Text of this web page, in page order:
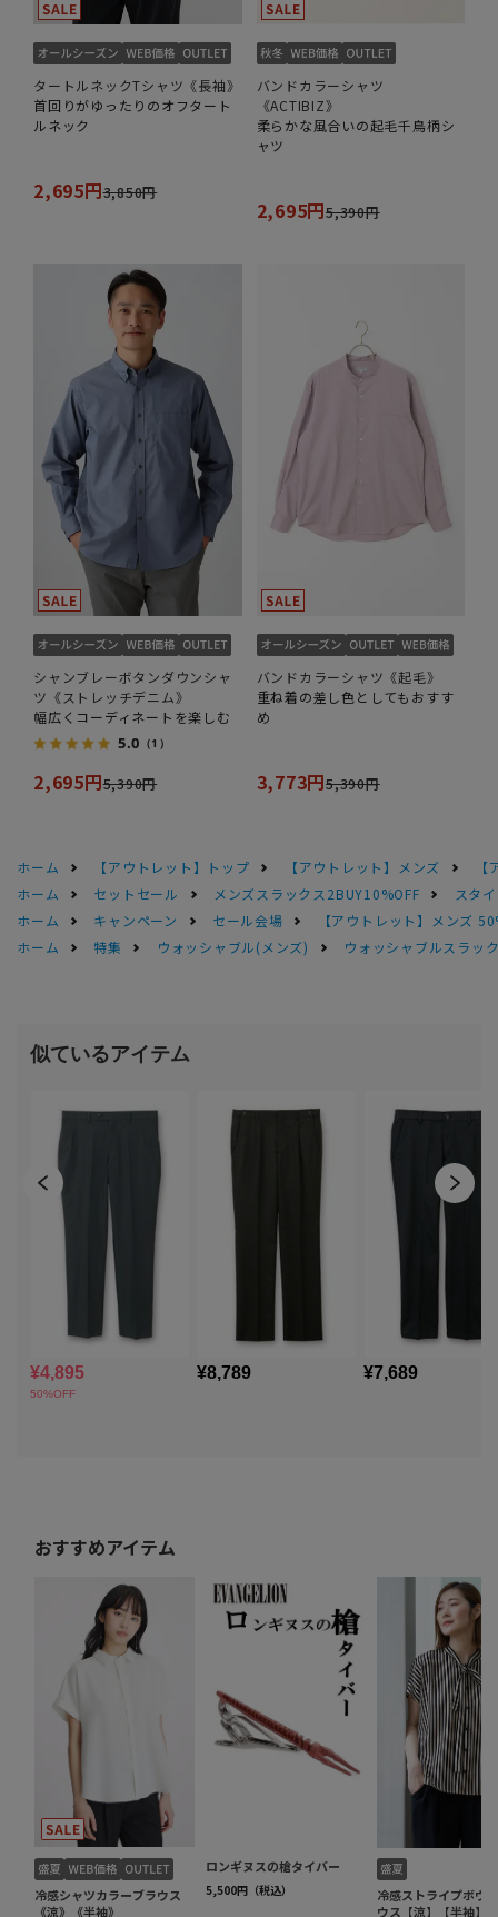
タートルネックTシャツ《長袖》
首回りがゆったりのオフタート
ルネック
2,695円3,850円
バンドカラーシャツ
《ACTIBIZ》
柔らかな風合いの起毛千鳥柄シ
ャツ
2,695円5,390円
シャンブレーボタンダウンシャ
ツ《ストレッチデニム》
幅広くコーディネートを楽しむ
5.0 （1）
2,695円5,390円
バンドカラーシャツ《起毛》
重ね着の差し色としてもおすす
め
3,773円5,390円
ホーム 【アウトレット】トップ 【アウトレット】メンズ
ホーム
セットセール メンズスラックス2BUY10%OFF
スタ
ホーム
キャンペーン セール会場
【アウトレット】メンズ
ホーム
特集 ウォッシャブル(メンズ) ウォッシャブルスラッ